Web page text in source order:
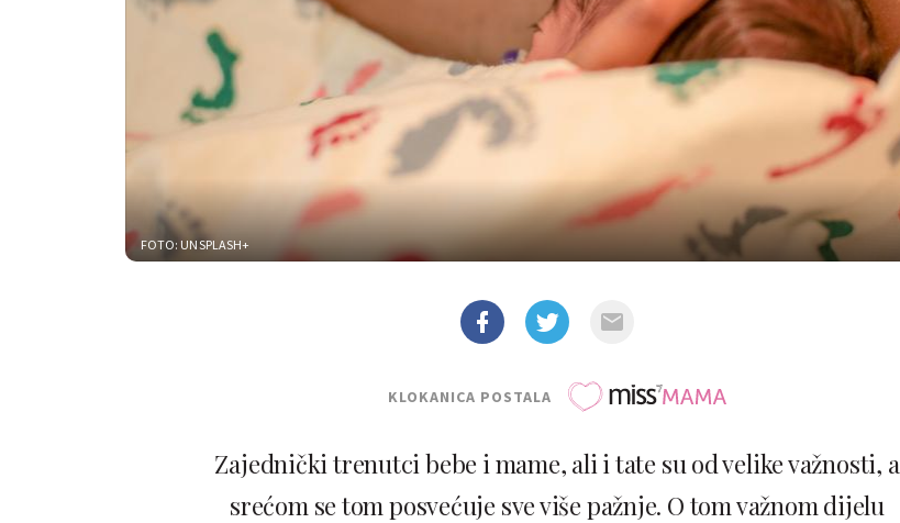
FOTO: UNSPLASH+
KLOKANICA POSTALA
Zajednički trenutci bebe i mame, ali i tate su od velike važnosti, a
srećom se tom posvećuje sve više pažnje. O tom važnom dijelu